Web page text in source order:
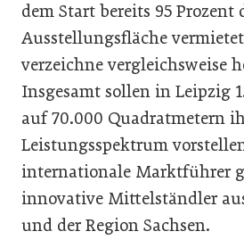
dem Start bereits 95 Prozent
Ausstellungsfläche
verzeichne vergleichsweise
Insgesamt sollen in Leipzig
auf 70.000 Quadratmetern
Leistungsspektrum
internationale Marktführer
innovative Mittelständler
und der Region Sachsen.